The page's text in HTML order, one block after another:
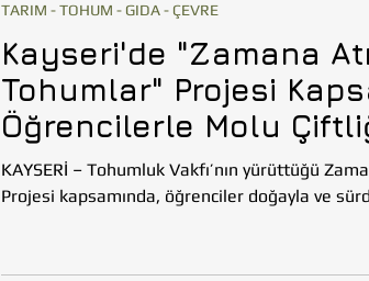
Kayseri'de "Zamana
Tohumlar" Projesi
Öğrencilerle Molu
Gerçekleştirildi
KAYSERİ – Tohumluk Vakfı’nın yürüttüğü Zamana Atılan Tohumlar
Projesi kapsamında, öğrenciler doğayla ve
TARIM - TOHUM - GIDA - ÇEVRE